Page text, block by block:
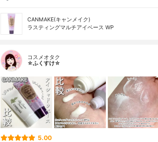
CANMAKE(キャンメイク)
ラスティングマルチアイベース WP
コスメオタク
☆ふくすけ☆
5.00